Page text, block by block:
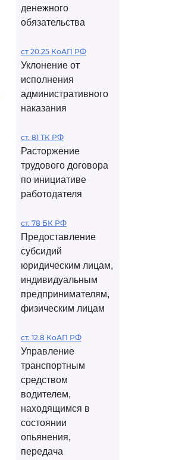
денежного
обязательства
ст 20.25 КоАП РФ
Уклонение от
исполнения
административного
наказания
ст. 81 ТК РФ
Расторжение
трудового договора
по инициативе
работодателя
ст. 78 БК РФ
Предоставление
субсидий
юридическим лицам,
индивидуальным
предпринимателям,
физическим лицам
ст. 12.8 КоАП РФ
Управление
транспортным
средством
водителем,
находящимся в
состоянии
опьянения,
передача